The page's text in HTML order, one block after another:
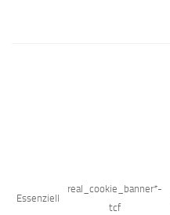
Essenziell
real_cookie_banner*-
tcf